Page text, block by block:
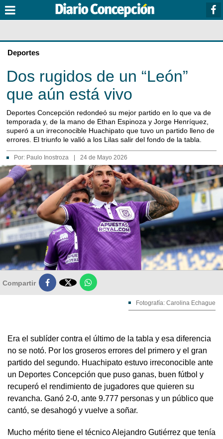
Deportes
Dos rugidos de un “León”
que aún está vivo
Deportes Concepción redondeó su mejor partido en lo que va de
temporada y, de la mano de Ethan Espinoza y Jorge Henríquez,
superó a un irreconocible Huachipato que tuvo un partido lleno de
errores. El triunfo le valió a los Lilas salir del fondo de la tabla.
Por: Paulo Inostroza 24 de Mayo 2026
Compartir 
Fotografía: Carolina Echague
Era el sublíder contra el último de la tabla y esa diferencia
no se notó. Por los groseros errores del primero y el gran
partido del segundo. Huachipato estuvo irreconocible ante
un Deportes Concepción que puso ganas, buen fútbol y
recuperó el rendimiento de jugadores que quieren su
revancha. Ganó 2-0, ante 9.777 personas y un público que
cantó, se desahogó y vuelve a soñar.
Mucho mérito tiene el técnico Alejandro Gutiérrez que tenía